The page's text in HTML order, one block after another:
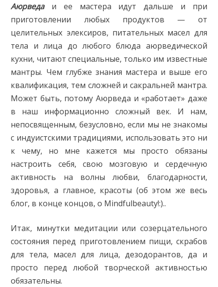
Аюрведаи ее мастера идут дальше и при
приготовлении любых продуктов — от
целительных элексиров, питательных масел для
тела и лица до любого блюда аюрведической
кухни, читают специальные, только им известные
мантры. Чем глубже знания мастера и выше его
квалификация, тем сложней и сакральней мантра.
Может быть, потому Аюрведа и «работает» даже
в наш информационно сложный век. И нам,
непосвященным, безусловно, если мы не знакомы
с индуистскими традициями, использовать это ни
к чему, но мне кажется мы просто обязаны
настроить себя, свою мозговую и сердечную
активность на волны любви, благодарности,
здоровья, а главное, красоты (об этом же весь
блог, в конце концов, о Mindfulbeauty!:)..
Итак, минутки медитации или созерцательного
состояния перед приготовлением пищи, скрабов
для тела, масел для лица, дезодорантов, да и
просто перед любой творческой активностью
обязательны.